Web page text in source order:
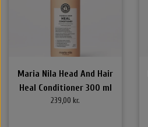
Maria Nila Head And Hair
Heal Conditioner 300 ml
239,00 kr.